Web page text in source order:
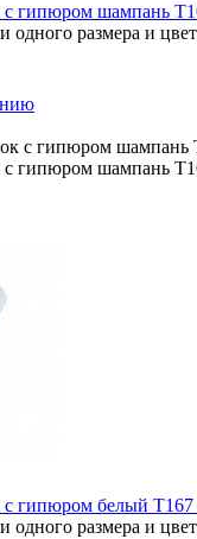
гипюром шампань
одного размера и
гипюром шампань
гипюром белый
одного размера и